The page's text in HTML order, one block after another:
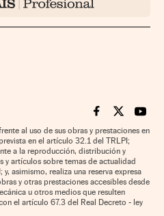
Cinco Días en
Cinco Días
Cinco
al uso de sus obras y prestaciones en
en el artículo 32.1 del TRLPI;
a la reproducción, distribución y
y artículos sobre temas de actualidad
asimismo, realiza una reserva expresa
y otras prestaciones accesibles desde
u otros medios que resulten
el artículo 67.3 del Real Decreto - ley